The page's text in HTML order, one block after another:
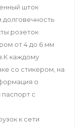
шток
долговечность
розеток
от 4 до 6 мм
каждому
со стикером, на
о
паспорт с
к сети